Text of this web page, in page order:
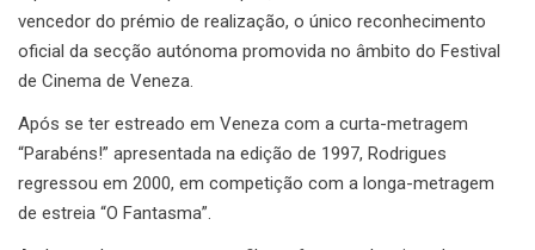
vencedor do prémio de realização, o único reconhecimento
oficial da secção autónoma promovida no âmbito do Festival
de Cinema de Veneza.
Após se ter estreado em Veneza com a curta-metragem
“Parabéns!” apresentada na edição de 1997, Rodrigues
regressou em 2000, em competição com a longa-metragem
de estreia “O Fantasma”.